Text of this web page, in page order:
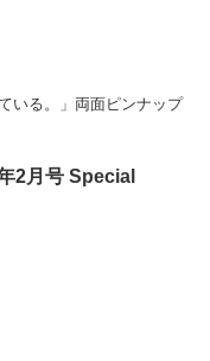
いる。」両面ピンナップ
2月号 Special